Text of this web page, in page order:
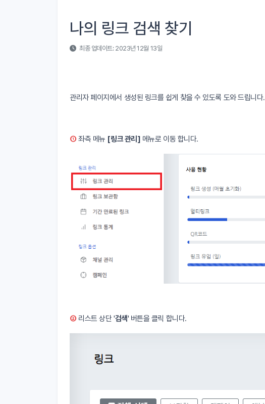
나의 링크 검색 찾기
최종 업데이트: 2023년 12월 13일
관리자 페이지에서 생성된 링크를 쉽게 찾을 수 있도록 도와 드립니다.
①좌측 메뉴 [링크 관리] 메뉴로 이동 합니다.
②리스트 상단 '검색' 버튼을 클릭 합니다.